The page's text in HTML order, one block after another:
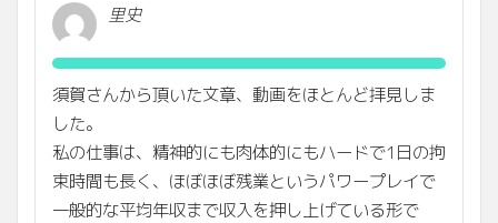
里史
須賀さんから頂いた文章、動画をほとんど拝見しま
した。
私の仕事は、精神的にも肉体的にもハードで1日の拘
束時間も長く、ほぼほぼ残業というパワープレイで
一般的な平均年収まで収入を押し上げている形で